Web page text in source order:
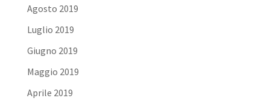
Agosto 2019
Luglio 2019
Giugno 2019
Maggio 2019
Aprile 2019